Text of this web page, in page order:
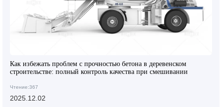
Как избежать проблем с прочностью бетона в деревенском
строительстве: полный контроль качества при смешивании
Чтение:367
2025.12.02